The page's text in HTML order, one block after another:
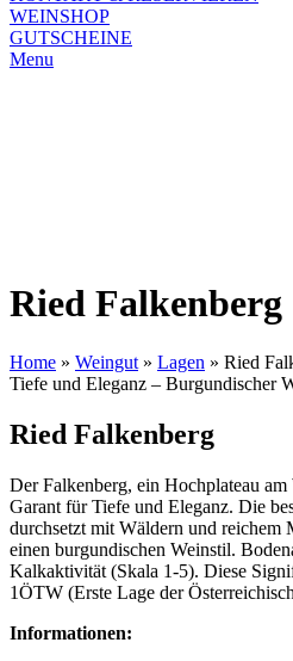
WEINSHOP
GUTSCHEINE
Menu
Ried Falkenberg
Home » Weingut » Lagen » Ried
Tiefe und Eleganz – Burgundischer
Ried Falkenberg
Der Falkenberg, ein Hochplateau
Garant für Tiefe und Eleganz. Die
durchsetzt mit Wäldern und reichem
einen burgundischen Weinstil.
Kalkaktivität (Skala 1-5). Diese
1ÖTW (Erste Lage der
Informationen: